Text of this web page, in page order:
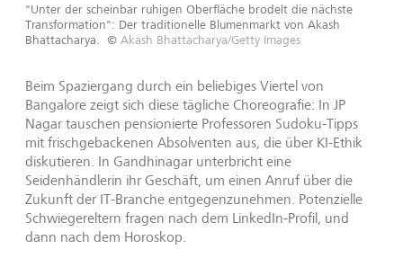
"Unter der scheinbar ruhigen Oberfläche brodelt die nächste
Transformation": Der traditionelle Blumenmarkt von Akash
Bhattacharya.
© Akash Bhattacharya/Getty Images
Beim Spaziergang durch ein beliebiges Viertel von
Bangalore zeigt sich diese tägliche Choreografie: In JP
Nagar tauschen pensionierte Professoren Sudoku-Tipps
mit frischgebackenen Absolventen aus, die über KI-Ethik
diskutieren. In Gandhinagar unterbricht eine
Seidenhändlerin ihr Geschäft, um einen Anruf über die
Zukunft der IT-Branche entgegenzunehmen. Potenzielle
Schwiegereltern fragen nach dem LinkedIn-Profil, und
dann nach dem Horoskop.